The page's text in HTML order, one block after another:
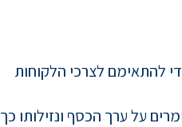
להתאימם לצרכי הלקוחות
על ערך הכסף ונזילותו כך